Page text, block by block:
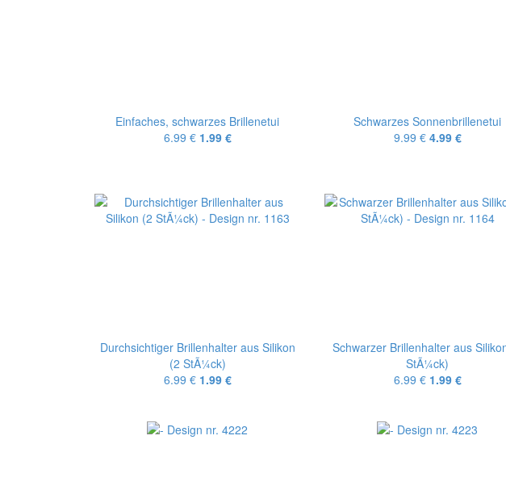
Einfaches, schwarzes Brillenetui
6.99 € 1.99 €
Schwarzes Sonnenbrillenetui
9.99 € 4.99 €
Durchsichtiger Brillenhalter aus Silikon
(2 StÃ¼ck)
6.99 € 1.99 €
Schwarzer Brillenhalter aus
StÃ¼ck)
6.99 € 1.99 €